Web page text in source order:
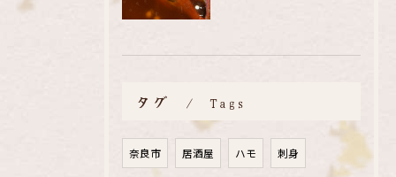
タグ Tags
奈良市 居酒屋 ハモ 刺身